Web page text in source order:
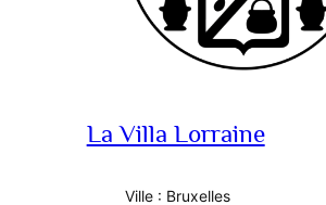
La Villa Lorraine
Ville : Bruxelles